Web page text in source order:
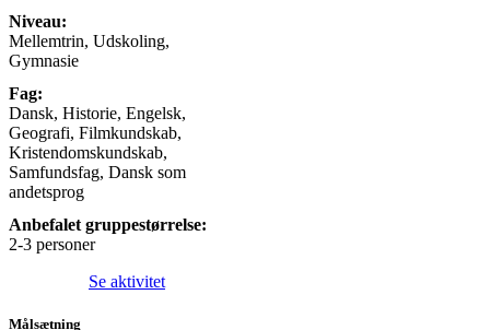
Niveau:
Mellemtrin, Udskoling,
Gymnasie
Fag:
Dansk, Historie, Engelsk,
Geografi, Filmkundskab,
Kristendomskundskab,
Samfundsfag, Dansk som
andetsprog
Anbefalet gruppestørrelse:
2-3 personer
Se aktivitet
Målsætning